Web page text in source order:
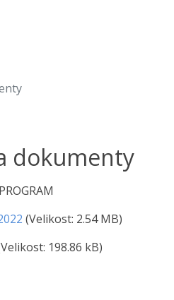
dokumenty
(Velikost: 2.54 MB)
198.86 kB)